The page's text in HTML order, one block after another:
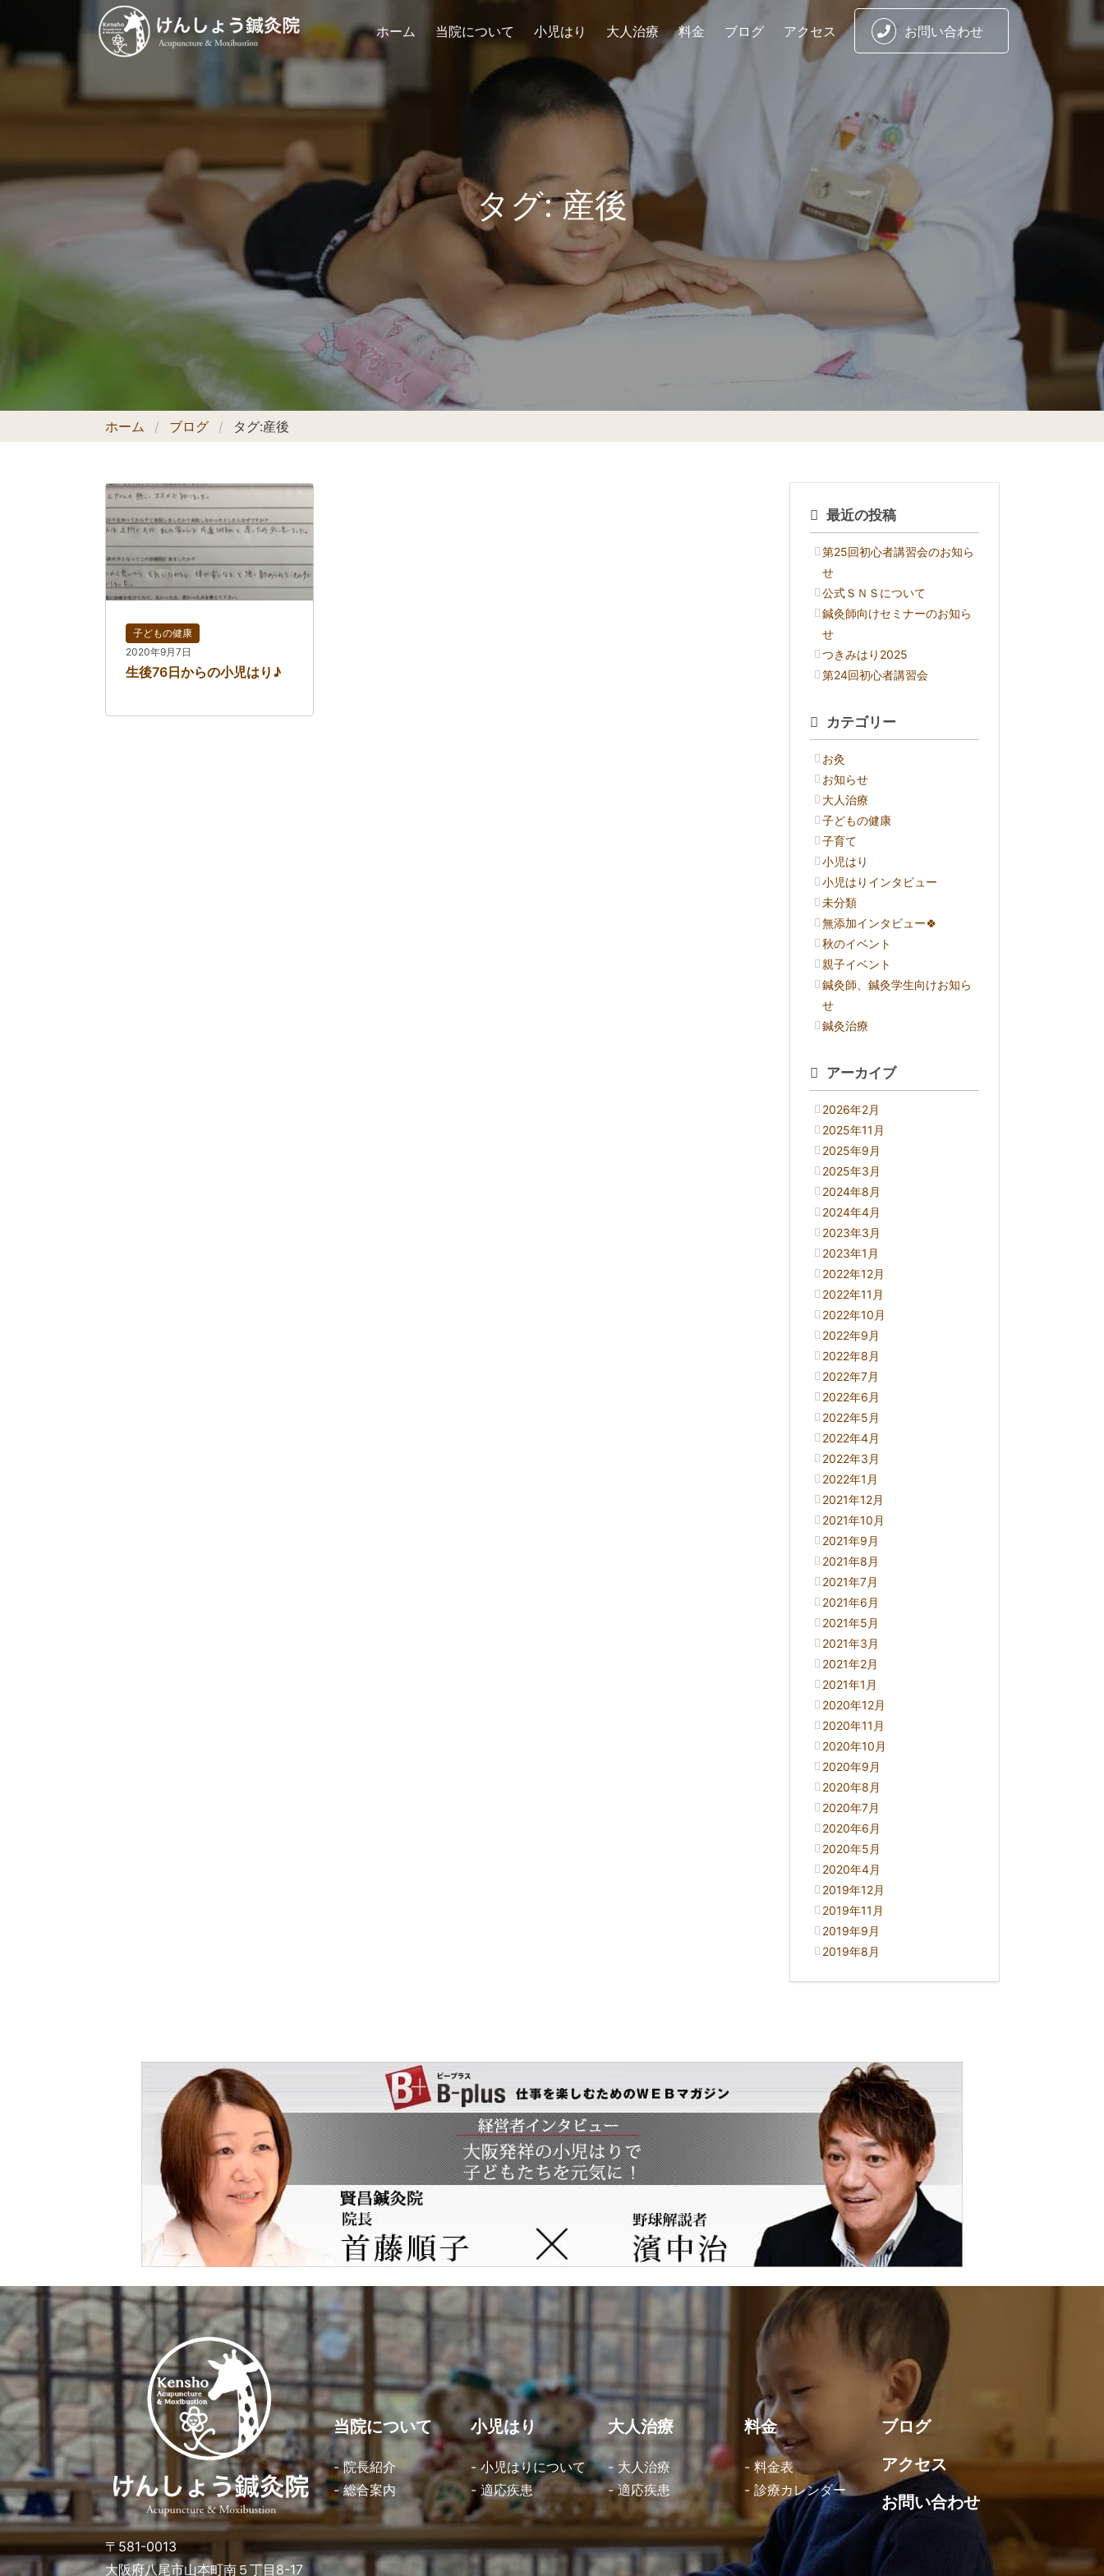
ホーム 当院について 小児はり 大人治療 料金 ブログ アクセス お問い合わせ
タグ:産後
ホーム ブログ タグ:産後
子どもの健康
2020年9月7日
生後76日からの小児はり♪
最近の投稿
第25回初心者講習会のお知ら
せ
公式ＳＮＳについて
鍼灸師向けセミナーのお知ら
せ
つきみはり2025
第24回初心者講習会
カテゴリー
お灸
お知らせ
大人治療
子どもの健康
子育て
小児はり
小児はりインタビュー
未分類
無添加インタビュー🍀
秋のイベント
親子イベント
鍼灸師、鍼灸学生向けお知ら
せ
鍼灸治療
アーカイブ
2026年2月
2025年11月
2025年9月
2025年3月
2024年8月
2024年4月
2023年3月
2023年1月
2022年12月
2022年11月
2022年10月
2022年9月
2022年8月
2022年7月
2022年6月
2022年5月
2022年4月
2022年3月
2022年1月
2021年12月
2021年10月
2021年9月
2021年8月
2021年7月
2021年6月
2021年5月
2021年3月
2021年2月
2021年1月
2020年12月
2020年11月
2020年10月
2020年9月
2020年8月
2020年7月
2020年6月
2020年5月
2020年4月
2019年12月
2019年11月
2019年9月
2019年8月
〒581-0013
大阪府八尾市山本町南５丁目8-17
当院について
- 院長紹介
- 総合案内
小児はり
- 小児はりについて
- 適応疾患
大人治療
- 大人治療
- 適応疾患
料金
- 料金表
- 診療カレンダー
ブログ
アクセス
お問い合わせ